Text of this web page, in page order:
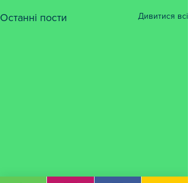
Останні пости Дивитися всі